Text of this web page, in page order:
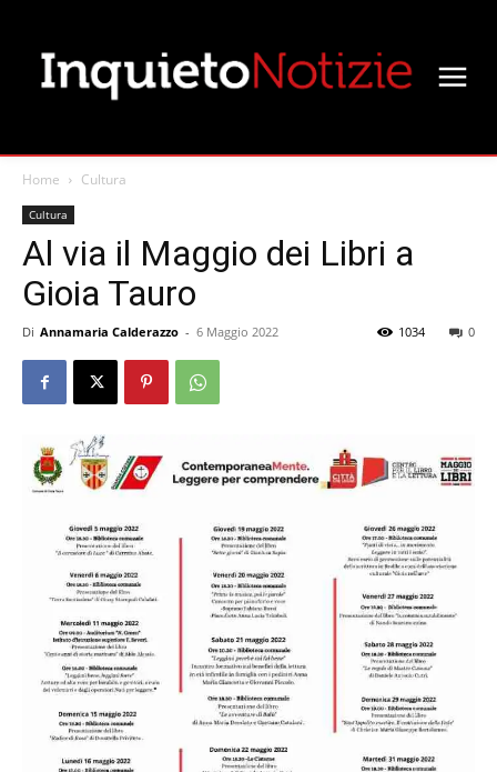
Home Cultura
Cultura
Al via il Maggio dei Libri a
Gioia Tauro
Di Annamaria Calderazzo - 6 Maggio 2022 0
1034